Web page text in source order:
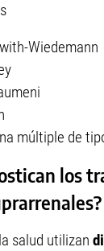
Wiedemann
múltiple de
los
salud utilizan